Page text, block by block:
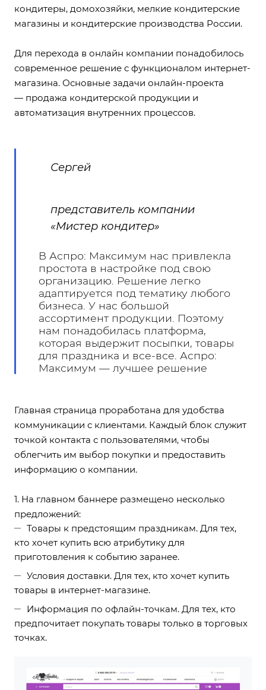
кондитеры, домохозяйки, мелкие кондитерские
магазины и кондитерские производства России.
Для перехода в онлайн компании понадобилось
современное решение с функционалом интернет-
магазина. Основные задачи онлайн-проекта
— продажа кондитерской продукции и
автоматизация внутренних процессов.
Сергей
представитель компании
«Мистер кондитер»
В Аспро: Максимум нас привлекла
простота в настройке под свою
организацию. Решение легко
адаптируется под тематику любого
бизнеса. У нас большой
ассортимент продукции. Поэтому
нам понадобилась платформа,
которая выдержит посыпки, товары
для праздника и все-все. Аспро:
Максимум — лучшее решение
Главная страница проработана для удобства
коммуникации с клиентами. Каждый блок служит
точкой контакта с пользователями, чтобы
облегчить им выбор покупки и предоставить
информацию о компании.
1. На главном баннере размещено несколько
предложений:
Товары к предстоящим праздникам. Для тех,
кто хочет купить всю атрибутику для
приготовления к событию заранее.
Условия доставки. Для тех, кто хочет купить
товары в интернет-магазине.
Информация по офлайн-точкам. Для тех, кто
предпочитает покупать товары только в торговых
точках.